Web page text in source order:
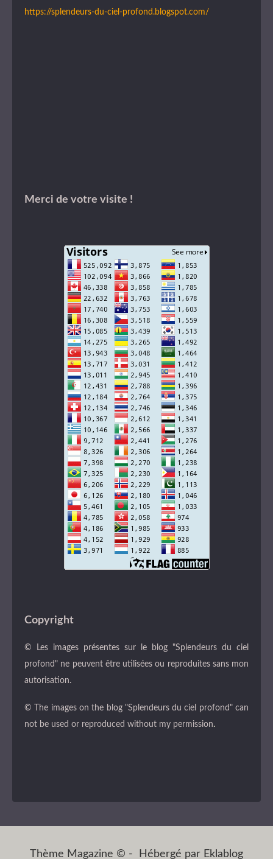
https://splendeurs-du-ciel-profond.blogspot.com/
Merci de votre visite !
Copyright
© Les images présentes sur le blog "Splendeurs du ciel
profond" ne peuvent être utilisées ou reproduites sans mon
autorisation.
© The images on the blog "Splendeurs du ciel profond" can
not be used or reproduced without my permission.
Thème Magazine © - Hébergé par Eklablog